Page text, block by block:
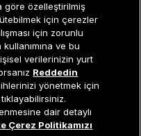
© Eren Holding
göre özelleştirilmiş
için çerezler
için zorunlu
ve bu
verilerinizin yurt
Reddedin
yönetmek için
dair detaylı
Çerez Politikamızı